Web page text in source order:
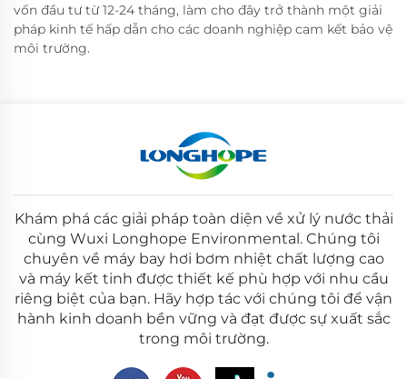
vốn đầu tư từ 12-24 tháng, làm cho đây trở thành một giải
pháp kinh tế hấp dẫn cho các doanh nghiệp cam kết bảo vệ
môi trường.
Khám phá các giải pháp toàn diện về xử lý nước thải
cùng Wuxi Longhope Environmental. Chúng tôi
chuyên về máy bay hơi bơm nhiệt chất lượng cao
và máy kết tinh được thiết kế phù hợp với nhu cầu
riêng biệt của bạn. Hãy hợp tác với chúng tôi để vận
hành kinh doanh bền vững và đạt được sự xuất sắc
trong môi trường.